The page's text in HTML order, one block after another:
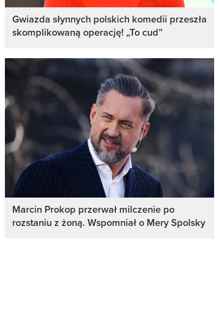
Gwiazda słynnych polskich komedii przeszła
skomplikowaną operację! „To cud”
Marcin Prokop przerwał milczenie po
rozstaniu z żoną. Wspomniał o Mery Spolsky